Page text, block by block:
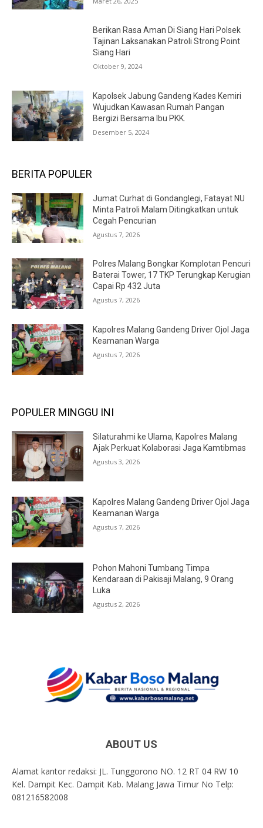
Berikan Rasa Aman Di Siang Hari Polsek
Tajinan Laksanakan Patroli Strong Point
Siang Hari
Oktober 9, 2024
Kapolsek Jabung Gandeng Kades Kemiri
Wujudkan Kawasan Rumah Pangan
Bergizi Bersama Ibu PKK.
Desember 5, 2024
BERITA POPULER
Jumat Curhat di Gondanglegi, Fatayat NU
Minta Patroli Malam Ditingkatkan untuk
Cegah Pencurian
Agustus 7, 2026
Polres Malang Bongkar Komplotan Pencuri
Baterai Tower, 17 TKP Terungkap Kerugian
Capai Rp 432 Juta
Agustus 7, 2026
Kapolres Malang Gandeng Driver Ojol Jaga
Keamanan Warga
Agustus 7, 2026
POPULER MINGGU INI
Silaturahmi ke Ulama, Kapolres Malang
Ajak Perkuat Kolaborasi Jaga Kamtibmas
Agustus 3, 2026
Kapolres Malang Gandeng Driver Ojol Jaga
Keamanan Warga
Agustus 7, 2026
Pohon Mahoni Tumbang Timpa
Kendaraan di Pakisaji Malang, 9 Orang
Luka
Agustus 2, 2026
ABOUT US
Alamat kantor redaksi: JL. Tunggorono NO. 12 RT 04 RW 10
Kel. Dampit Kec. Dampit Kab. Malang Jawa Timur No Telp:
081216582008